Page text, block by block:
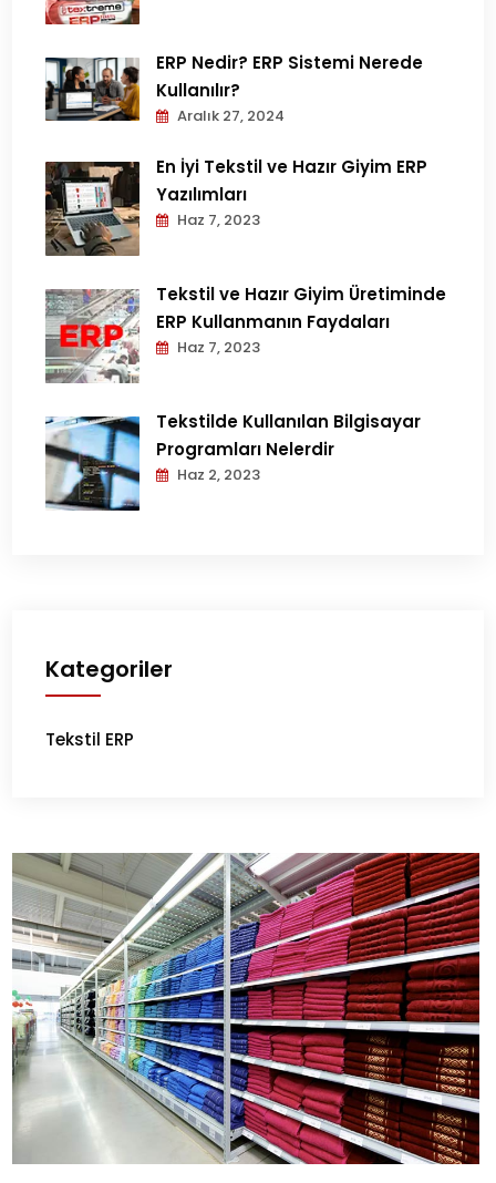
ERP Nedir? ERP Sistemi Nerede
Kullanılır?
Aralık 27, 2024
En İyi Tekstil ve Hazır Giyim ERP
Yazılımları
Haz 7, 2023
Tekstil ve Hazır Giyim Üretiminde
ERP Kullanmanın Faydaları
Haz 7, 2023
Tekstilde Kullanılan Bilgisayar
Programları Nelerdir
Haz 2, 2023
Kategoriler
Tekstil ERP